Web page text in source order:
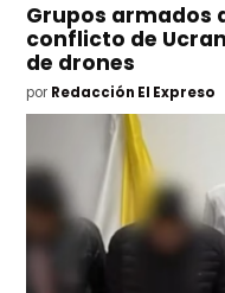
Grupos armados
conflicto de
de drones
por Redacción El Expreso